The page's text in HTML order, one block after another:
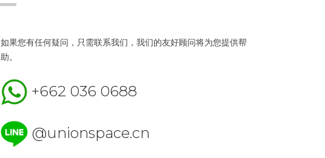
如果您有任何疑问，只需联系我们，我们的友好顾问将为您提供帮
助。
+662 036 0688
@unionspace.cn